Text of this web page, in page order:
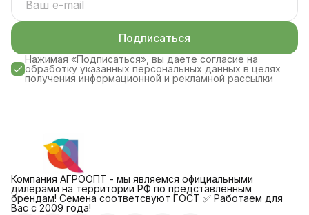
Подписаться
Нажимая «Подписаться», вы даете согласие на
обработку указанных персональных данных в целях
получения информационной и рекламной рассылки
Компания АГРООПТ - мы являемся официальными
дилерами на территории РФ по представленным
брендам! Семена соответсвуют ГОСТ ✅ Работаем для
Вас с 2009 года!